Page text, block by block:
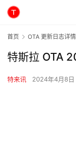
首页 OTA 更新日志详情
特斯拉 OTA
特来讯 2024年4月8日